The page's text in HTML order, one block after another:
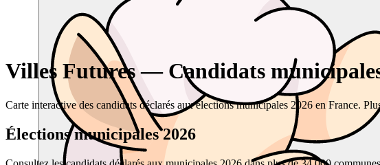
Villes Futures — Candidats
Carte interactive des candidats déclarés aux élections municipales 2026 en France.
Élections municipales 2026